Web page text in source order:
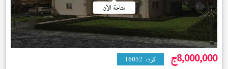
متاحة الآن
8,000,000ج كود: 16052